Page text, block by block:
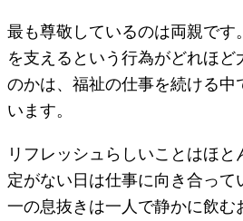
最も尊敬しているのは両親です
を支えるという行為がどれほど
のかは、福祉の仕事を続ける中
います。
リフレッシュらしいことはほと
定がない日は仕事に向き合って
一の息抜きは一人で静かに飲む